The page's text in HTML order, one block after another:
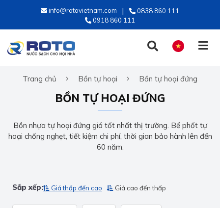
info@rotovietnam.com
0838 860 111
0918 860 111
TIẾNG VIỆT
Trang chủ Bồn tự hoại Bồn tự hoại đứng
BỒN TỰ HOẠI ĐỨNG
Bồn nhựa tự hoại đứng giá tốt nhất thị trường. Bể phốt tự
hoại chống nghẹt, tiết kiệm chi phí, thời gian bảo hành lên đến
60 năm.
Sắp xếp: Giá thấp đến cao Giá cao đến thấp